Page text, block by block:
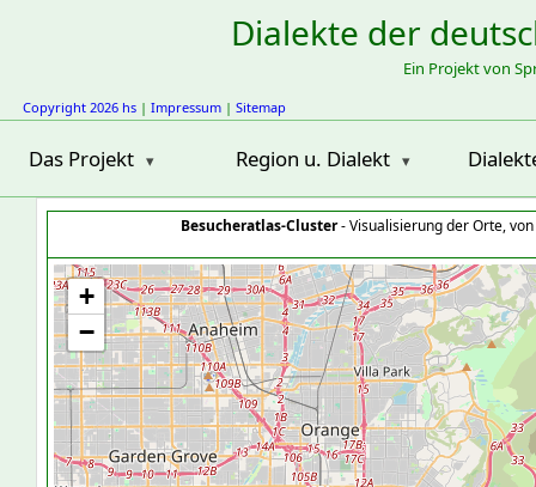
Dialekte der
Ein Projekt von
Copyright 2026 hs | Impressum | Sitemap
Das Projekt Region u. Dialekt
Besucheratlas-Cluster- Visualisierung der Orte,
+
−